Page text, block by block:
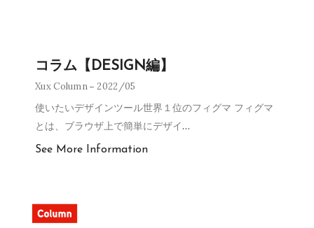
コラム【DESIGN編】
Xux Column 2022/05
使いたいデザインツール世界１位のフィグマ フィグマ
とは、ブラウザ上で簡単にデザイ…
See More Information